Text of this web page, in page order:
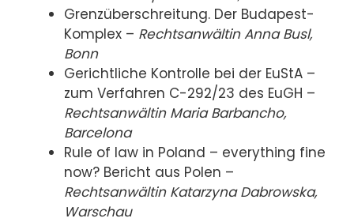
Grenzüberschreitung. Der Budapest-
Komplex – Rechtsanwältin Anna Busl,
Bonn
Gerichtliche Kontrolle bei der EuStA –
zum Verfahren C-292/23 des EuGH –
Rechtsanwältin Maria Barbancho,
Barcelona
Rule of law in Poland – everything fine
now? Bericht aus Polen –
Rechtsanwältin Katarzyna Dabrowska,
Warschau